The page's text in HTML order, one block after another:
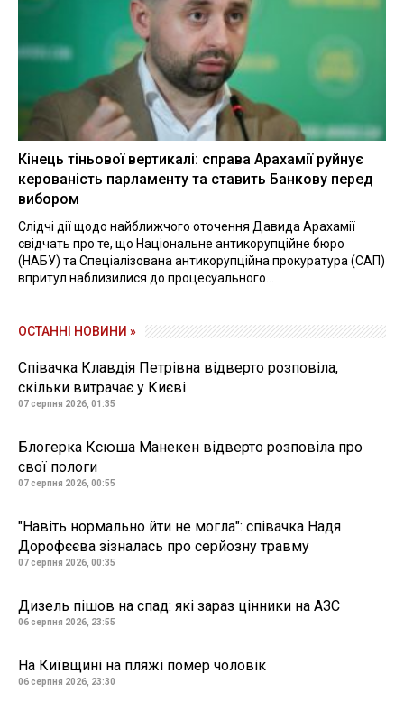
Кінець тіньової вертикалі: справа Арахамії руйнує
керованість парламенту та ставить Банкову перед
вибором
Слідчі дії щодо найближчого оточення Давида Арахамії
свідчать про те, що Національне антикорупційне бюро
(НАБУ) та Спеціалізована антикорупційна прокуратура (САП)
впритул наблизилися до процесуального...
ОСТАННІ НОВИНИ »
Співачка Клавдія Петрівна відверто розповіла,
скільки витрачає у Києві
07 серпня 2026, 01:35
Блогерка Ксюша Манекен відверто розповіла про
свої пологи
07 серпня 2026, 00:55
"Навіть нормально йти не могла": співачка Надя
Дорофєєва зізналась про серйозну травму
07 серпня 2026, 00:35
Дизель пішов на спад: які зараз цінники на АЗС
06 серпня 2026, 23:55
На Київщині на пляжі помер чоловік
06 серпня 2026, 23:30